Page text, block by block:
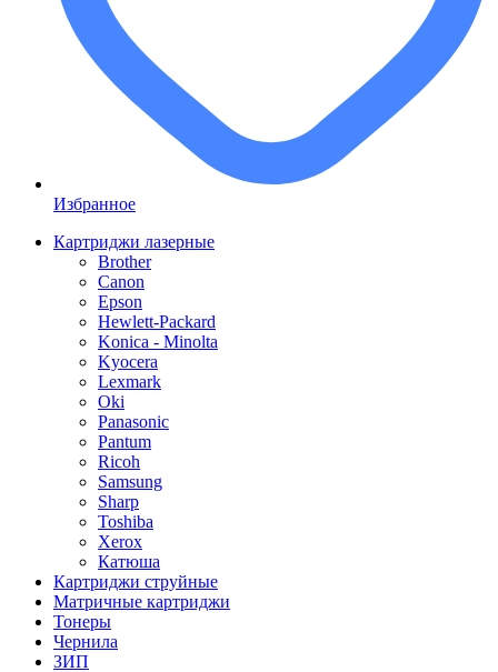
Избранное
Картриджи лазерные
Brother
Canon
Epson
Hewlett-Packard
Konica - Minolta
Kyocera
Lexmark
Oki
Panasonic
Pantum
Ricoh
Samsung
Sharp
Toshiba
Xerox
Катюша
Картриджи струйные
Матричные картриджи
Тонеры
Чернила
ЗИП